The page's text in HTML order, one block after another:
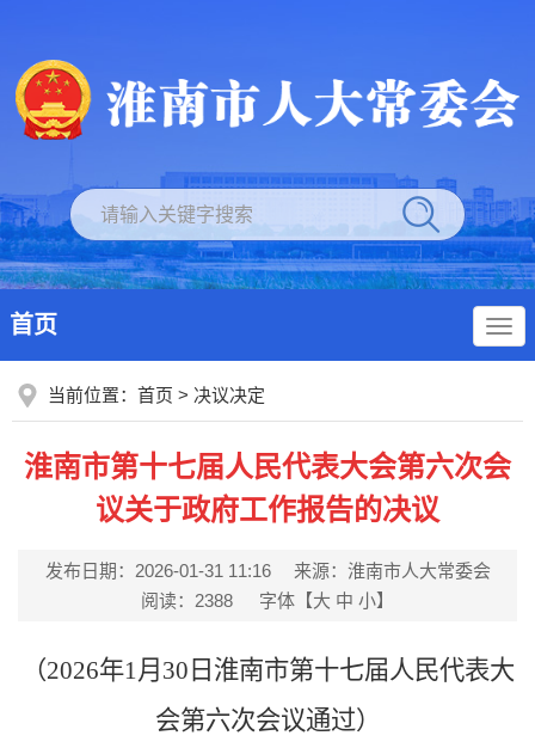
首页
当前位置： 首页 > 决议决定
淮南市第十七届人民代表大会第六次会
议关于政府工作报告的决议
发布日期：2026-01-31 11:16
来源：淮南市人大常委会
阅读： 2388 字体【大 中 小】
（2026年1月30日淮南市第十七届人民代表大
会第六次会议通过）